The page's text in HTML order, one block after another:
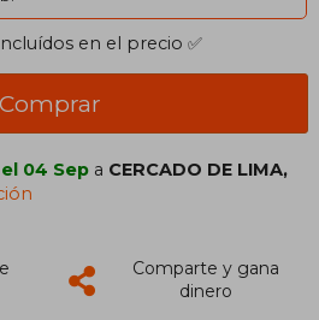
en el precio ✅
Comprar
el 04 Sep a CERCADO DE LIMA,
Comparte y gana
dinero